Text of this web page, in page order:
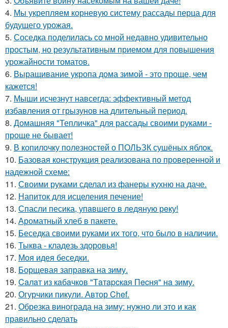
4. Мы укрепляем корневую систему рассады перца для
будущего урожая.
5. Соседка поделилась со мной недавно удивительно
простым, но результативным приемом для повышения
урожайности томатов.
6. Выращивание укропа дома зимой - это проще, чем
кажется!
7. Мыши исчезнут навсегда: эффективный метод
избавления от грызунов на длительный период.
8. Домашняя "Тепличка" для рассады своими руками -
проще не бывает!
9. В копилочку полезностей о ПОЛЬЗК сушёных яблок.
10. Базовая конструкция реализована по проверенной и
надежной схеме:
11. Своими руками сделал из фанеры кухню на даче.
12. Напиток для исцеления печение!
13. Спасли песика, упaвшего в ледяную рeку!
14. Ароматный хлеб в пакете.
15. Беседка своими руками их того, что было в наличии.
16. Тыква - кладезь здоровья!
17. Моя идея беседки.
18. Борщевая заправка на зиму.
19. Caлaт из кaбaчкoв "Тaтapcкaя Пecня" нa зиму.
20. Огурчики пикули. Автор Chef.
21. Обрезка винограда на зиму: нужно ли это и как
правильно сделать